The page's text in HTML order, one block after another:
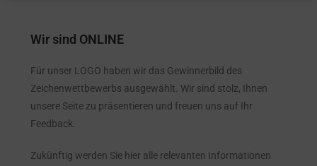
Wir sind ONLINE
Für unser LOGO haben wir das Gewinnerbild des
Zeichenwettbewerbs ausgewählt. Wir sind stolz, Ihnen
unsere Seite zu präsentieren und freuen uns auf Ihr
Feedback.
Zukünftig werden Sie hier alle relevanten Informationen